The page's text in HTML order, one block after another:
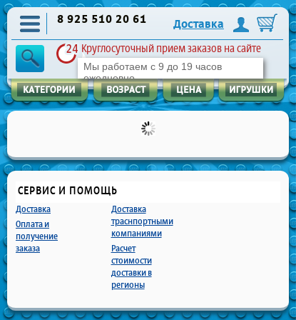
8 925 510 20 61
Доставка
Круглосуточный прием заказов на сайте
Мы работаем с 9 до 19 часов
ежедневно
СЕРВИС И ПОМОЩЬ
Доставка
Оплата и
получение
заказа
Доставка
траснпортными
компаниями
Расчет
стоимости
доставки в
регионы